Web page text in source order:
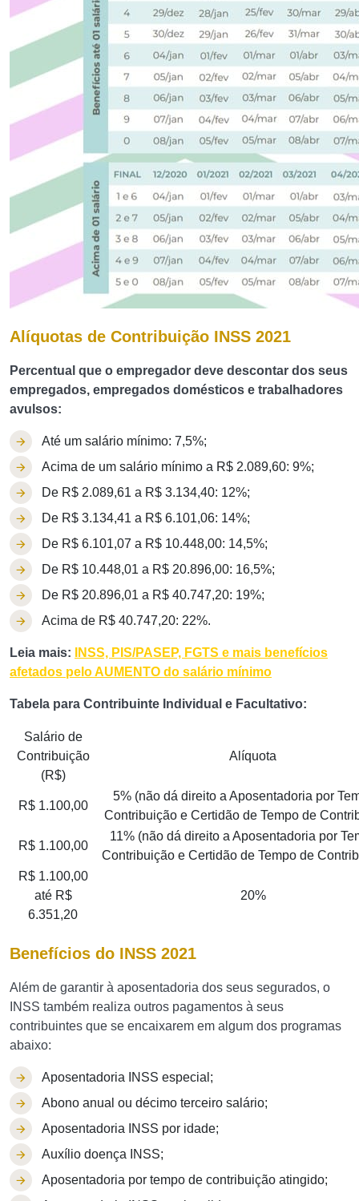
Alíquotas de Contribuição INSS 2021
Percentual que o empregador deve descontar dos seus
empregados, empregados domésticos e trabalhadores
avulsos:
Até um salário mínimo: 7,5%;
Acima de um salário mínimo a R$ 2.089,60: 9%;
De R$ 2.089,61 a R$ 3.134,40: 12%;
De R$ 3.134,41 a R$ 6.101,06: 14%;
De R$ 6.101,07 a R$ 10.448,00: 14,5%;
De R$ 10.448,01 a R$ 20.896,00: 16,5%;
De R$ 20.896,01 a R$ 40.747,20: 19%;
Acima de R$ 40.747,20: 22%.
Leia mais:
INSS, PIS/PASEP, FGTS e mais benefícios
afetados pelo AUMENTO do salário mínimo
Tabela para Contribuinte Individual e Facultativo:
Salário de
Contribuição
(R$)
Alíquota
R$ 1.100,00
5% (não dá direito a Aposentadoria por
Contribuição e Certidão de Tempo de
R$ 1.100,00
11% (não dá direito a Aposentadoria por
Contribuição e Certidão de Tempo de
R$ 1.100,00
até R$
6.351,20
20%
Benefícios do INSS 2021
Além de garantir à aposentadoria dos seus segurados, o
INSS também realiza outros pagamentos à seus
contribuintes que se encaixarem em algum dos programas
abaixo:
Aposentadoria INSS especial;
Abono anual ou décimo terceiro salário;
Aposentadoria INSS por idade;
Auxílio doença INSS;
Aposentadoria por tempo de contribuição atingido;